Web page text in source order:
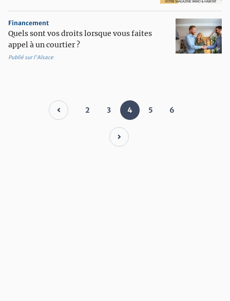
Financement
Quels sont vos droits lorsque vous faites
appel à un courtier ?
Publié sur l'Alsace
2 3 4 5 6